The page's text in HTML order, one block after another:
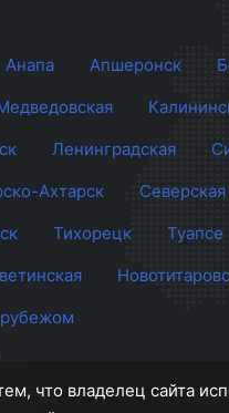
Анапа Апшеронск
Ленинградская
Ахтарск Северская
Тихорецк Туапсе
что владелец сайта